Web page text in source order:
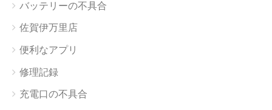
バッテリーの不具合
佐賀伊万里店
便利なアプリ
修理記録
充電口の不具合